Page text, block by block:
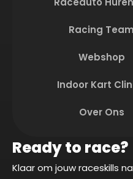
Racing Team
Webshop
Indoor Kart
Over Ons
Ready to race?
Klaar om jouw raceskills